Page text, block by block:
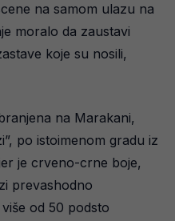
na samom ulazu na
moralo da zaustavi
koje su nosili,
na Marakani,
po istoimenom gradu iz
je crveno-crne boje,
prevashodno
od 50 podsto